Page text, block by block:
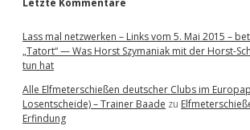
Letzte Kommentare
Lass mal netzwerken – Links vom 5. Mai 2015 –
„Tatort“ — Was Horst Szymaniak mit der Horst-
tun hat
Alle Elfmeterschießen deutscher Clubs im
Losentscheide) – Trainer Baade zu
Erfindung